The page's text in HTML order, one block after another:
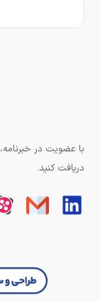
با عضویت در
دریافت کنید.